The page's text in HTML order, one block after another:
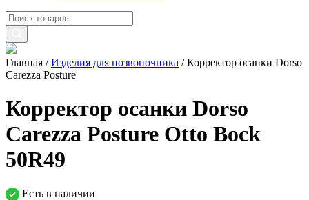
Главная /Изделия для позвоночника /Корректор осанки Dorso
Carezza Posture
Корректор осанки Dorso
Carezza Posture Otto Bock
50R49
Есть в наличии